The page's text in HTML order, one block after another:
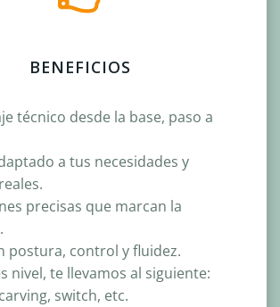
BENEFICIOS
técnico desde la base, paso a
a tus necesidades y
precisas que marcan la
postura, control y fluidez.
nivel, te llevamos al siguiente:
switch, etc.